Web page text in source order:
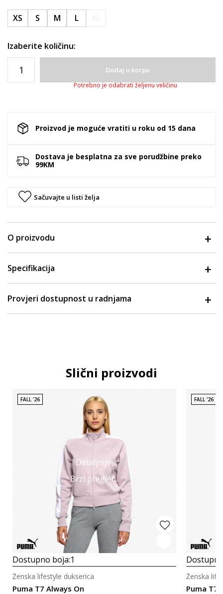
XS S M L
Izaberite količinu:
Dodaj u korpu
Potrebno je odabrati željenu veličinu
Proizvod je moguće vratiti u roku od 15 dana
Dostava je besplatna za sve porudžbine preko
99KM
Sačuvajte u listi želja
O proizvodu
Specifikacija
Provjeri dostupnost u radnjama
Slični proizvodi
Detaljnije
Brzi pregled
FALL '26
Dostupno boja:1
Puma T7 Always On
Ženska lifestyle dukserica
FALL '26
Puma T7
Ženska